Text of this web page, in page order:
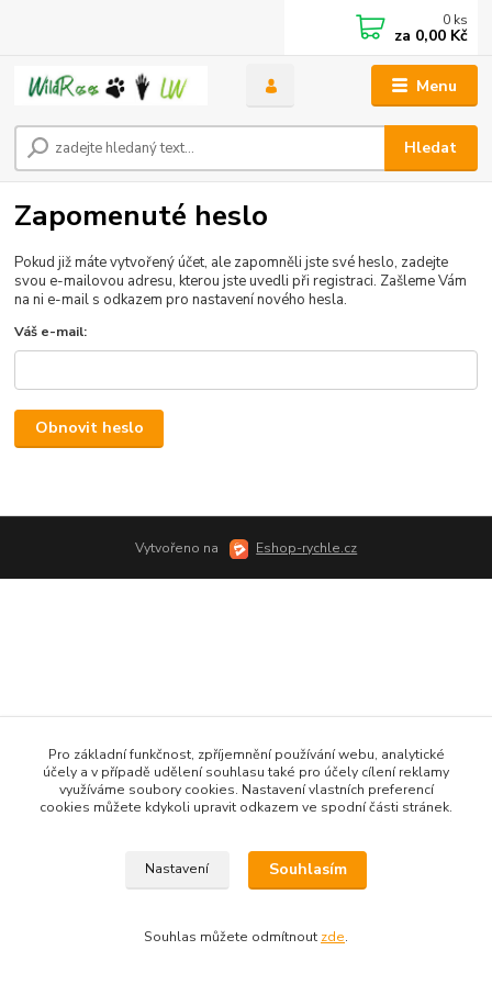
Menu
Hledat
0 ks
za 0,00 Kč
Zapomenuté heslo
Pokud již máte vytvořený účet, ale zapomněli jste své heslo, zadejte
svou e-mailovou adresu, kterou jste uvedli při registraci. Zašleme Vám
na ni e-mail s odkazem pro nastavení nového hesla.
Váš e-mail:
Obnovit heslo
Vytvořeno na Eshop-rychle.cz
Pro základní funkčnost, zpříjemnění používání webu, analytické
účely a v případě udělení souhlasu také pro účely cílení reklamy
využíváme soubory cookies. Nastavení vlastních preferencí
cookies můžete kdykoli upravit odkazem ve spodní části stránek.
Nastavení Souhlasím
Souhlas můžete odmítnout zde.